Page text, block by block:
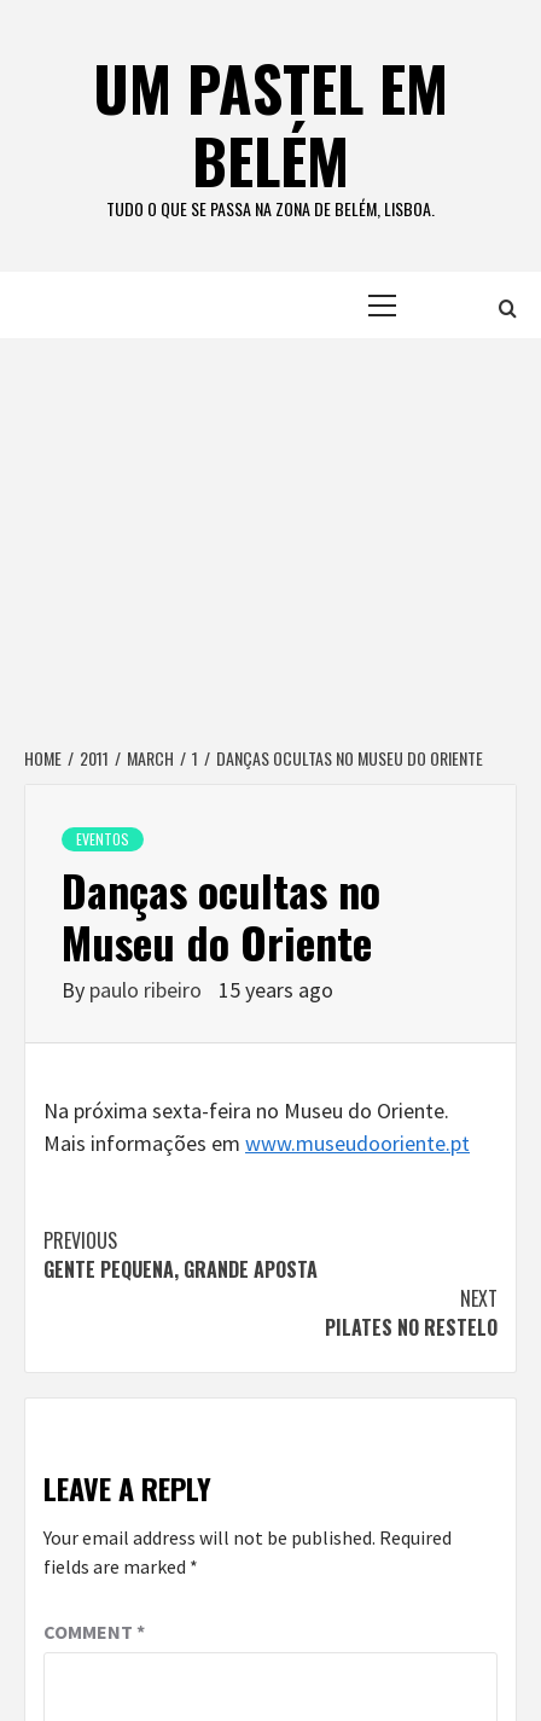
UM PASTEL EM
BELÉM
TUDO O QUE SE PASSA NA ZONA DE BELÉM, LISBOA.
HOME 2011 MARCH 1 DANÇAS OCULTAS NO MUSEU DO ORIENTE
EVENTOS
Danças ocultas no
Museu do Oriente
By paulo ribeiro 15 years ago
Na próxima sexta-feira no Museu do Oriente.
Mais informações em www.museudooriente.pt
Continue
Reading
PREVIOUS
GENTE PEQUENA, GRANDE APOSTA
NEXT
PILATES NO RESTELO
LEAVE A REPLY
Your email address will not be published. Required
fields are marked *
COMMENT *